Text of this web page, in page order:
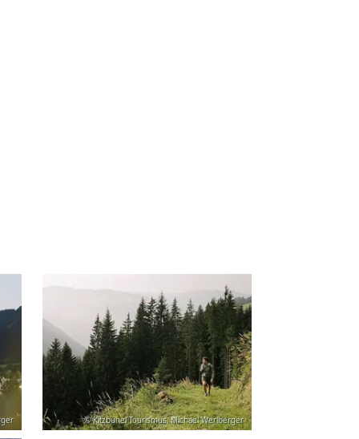
© Kitzbühel Tourismus, Michael Werlberger